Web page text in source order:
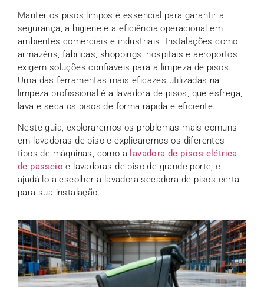
Manter os pisos limpos é essencial para garantir a
segurança, a higiene e a eficiência operacional em
ambientes comerciais e industriais. Instalações como
armazéns, fábricas, shoppings, hospitais e aeroportos
exigem soluções confiáveis para a limpeza de pisos.
Uma das ferramentas mais eficazes utilizadas na
limpeza profissional é a lavadora de pisos, que esfrega,
lava e seca os pisos de forma rápida e eficiente.
Neste guia, exploraremos os problemas mais comuns
em lavadoras de piso e explicaremos os diferentes
tipos de máquinas, como a lavadora de pisos elétrica
de passeio e lavadoras de piso de grande porte, e
ajudá-lo a escolher a lavadora-secadora de pisos certa
para sua instalação.